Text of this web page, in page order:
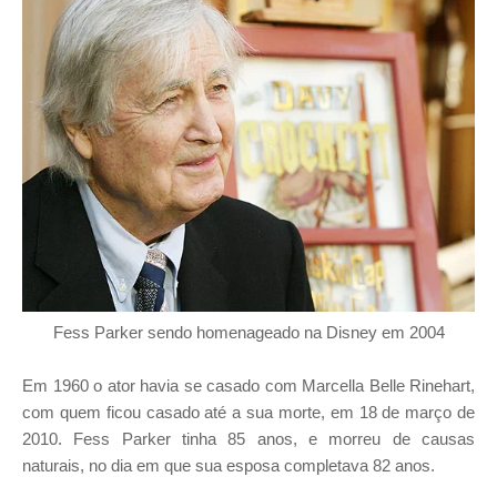
Fess Parker sendo homenageado na Disney em 2004
Em 1960 o ator havia se casado com Marcella Belle Rinehart,
com quem ficou casado até a sua morte, em 18 de março de
2010. Fess Parker tinha 85 anos, e morreu de causas
naturais, no dia em que sua esposa completava 82 anos.